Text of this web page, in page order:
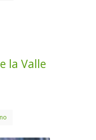
la Valle